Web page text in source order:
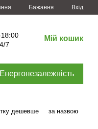
Бажання Вхід
7
Мій кошик
Енергонезалежність
дешевше за назвою